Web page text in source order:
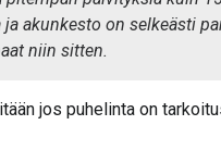
akunkesto on selkeästi
niin sitten.
jos puhelinta on